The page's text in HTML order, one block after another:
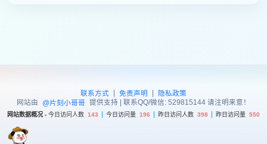
联系方式 | 免责声明 |
隐私政策
网站由
@片刻小哥哥 提供支持 | 联系QQ/微信: 529815144 请注明来意！
网站数据概况 - 今日访问人数 143 今日访问量 196 昨日访问人数 398 昨日访问量 550